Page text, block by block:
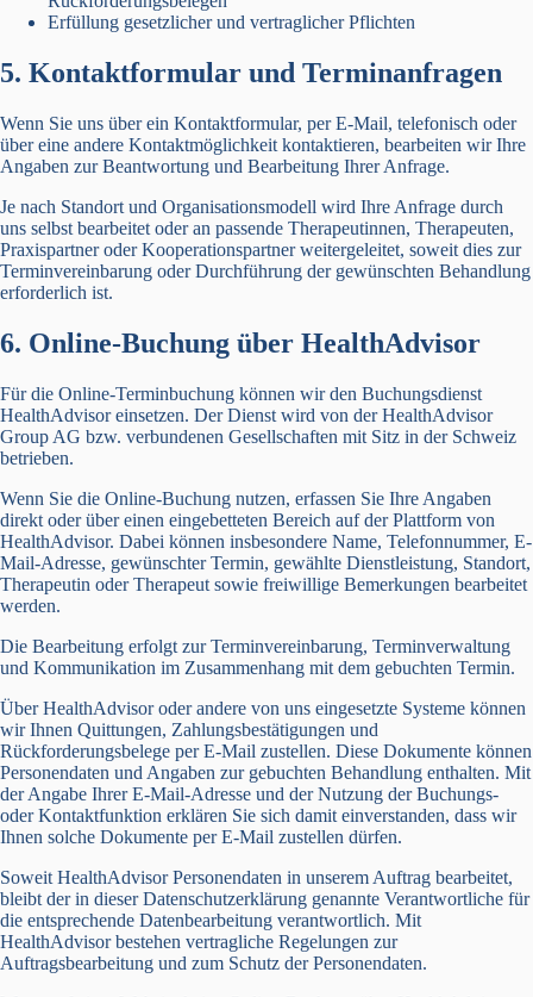
Erfüllung gesetzlicher und vertraglicher Pflichten
5. Kontaktformular und Terminanfragen
Wenn Sie uns über ein Kontaktformular, per E-Mail, telefonisch oder
über eine andere Kontaktmöglichkeit kontaktieren, bearbeiten wir Ihre
Angaben zur Beantwortung und Bearbeitung Ihrer Anfrage.
Je nach Standort und Organisationsmodell wird Ihre Anfrage durch
uns selbst bearbeitet oder an passende Therapeutinnen, Therapeuten,
Praxispartner oder Kooperationspartner weitergeleitet, soweit dies zur
Terminvereinbarung oder Durchführung der gewünschten Behandlung
erforderlich ist.
6. Online-Buchung über HealthAdvisor
Für die Online-Terminbuchung können wir den Buchungsdienst
HealthAdvisor einsetzen. Der Dienst wird von der HealthAdvisor
Group AG bzw. verbundenen Gesellschaften mit Sitz in der Schweiz
betrieben.
Wenn Sie die Online-Buchung nutzen, erfassen Sie Ihre Angaben
direkt oder über einen eingebetteten Bereich auf der Plattform von
HealthAdvisor. Dabei können insbesondere Name, Telefonnummer, E-
Mail-Adresse, gewünschter Termin, gewählte Dienstleistung, Standort,
Therapeutin oder Therapeut sowie freiwillige Bemerkungen bearbeitet
werden.
Die Bearbeitung erfolgt zur Terminvereinbarung, Terminverwaltung
und Kommunikation im Zusammenhang mit dem gebuchten Termin.
Über HealthAdvisor oder andere von uns eingesetzte Systeme können
wir Ihnen Quittungen, Zahlungsbestätigungen und
Rückforderungsbelege per E-Mail zustellen. Diese Dokumente können
Personendaten und Angaben zur gebuchten Behandlung enthalten. Mit
der Angabe Ihrer E-Mail-Adresse und der Nutzung der Buchungs-
oder Kontaktfunktion erklären Sie sich damit einverstanden, dass wir
Ihnen solche Dokumente per E-Mail zustellen dürfen.
Soweit HealthAdvisor Personendaten in unserem Auftrag bearbeitet,
bleibt der in dieser Datenschutzerklärung genannte Verantwortliche für
die entsprechende Datenbearbeitung verantwortlich. Mit
HealthAdvisor bestehen vertragliche Regelungen zur
Auftragsbearbeitung und zum Schutz der Personendaten.